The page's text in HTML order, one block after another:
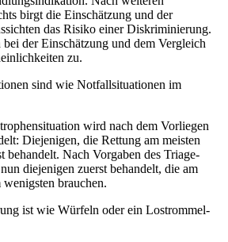
birgt die Einschätzung und der
das Risiko einer Diskriminierung.
der Einschätzung und dem Vergleich
zu.
sind wie Notfallsituationen im
wird nach dem Vorliegen
Diejenigen, die Rettung am meisten
behandelt. Nach Vorgaben des Triage-
diejenigen zuerst behandelt, die am
wenigsten brauchen.
ist wie Würfeln oder ein Lostrommel-